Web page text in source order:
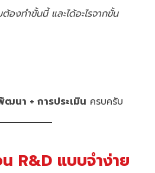
องทำขั้นนี้ และได้อะไรจากขั้น
ฒนา + การประเมิน ครบครับ
R&D แบบจำง่าย